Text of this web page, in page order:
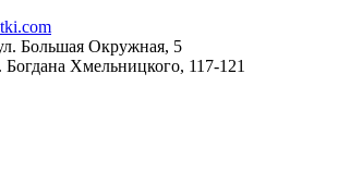
Большая Окружная, 5
Хмельницкого, 117-121